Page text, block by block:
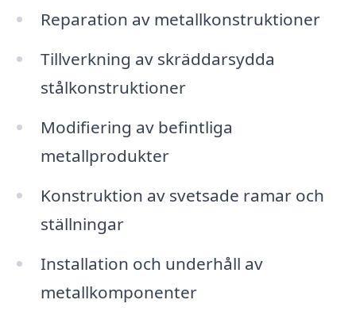
Reparation av metallkonstruktioner
Tillverkning av skräddarsydda
stålkonstruktioner
Modifiering av befintliga
metallprodukter
Konstruktion av svetsade ramar och
ställningar
Installation och underhåll av
metallkomponenter